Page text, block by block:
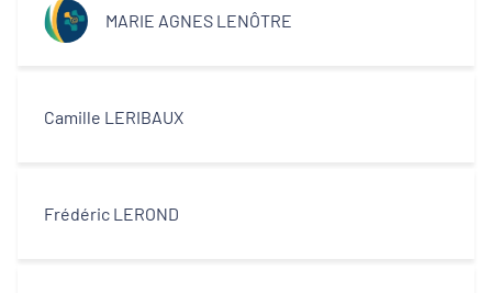
Partenaires
MARIE AGNES LENÔTRE
Camille LERIBAUX
Frédéric LEROND